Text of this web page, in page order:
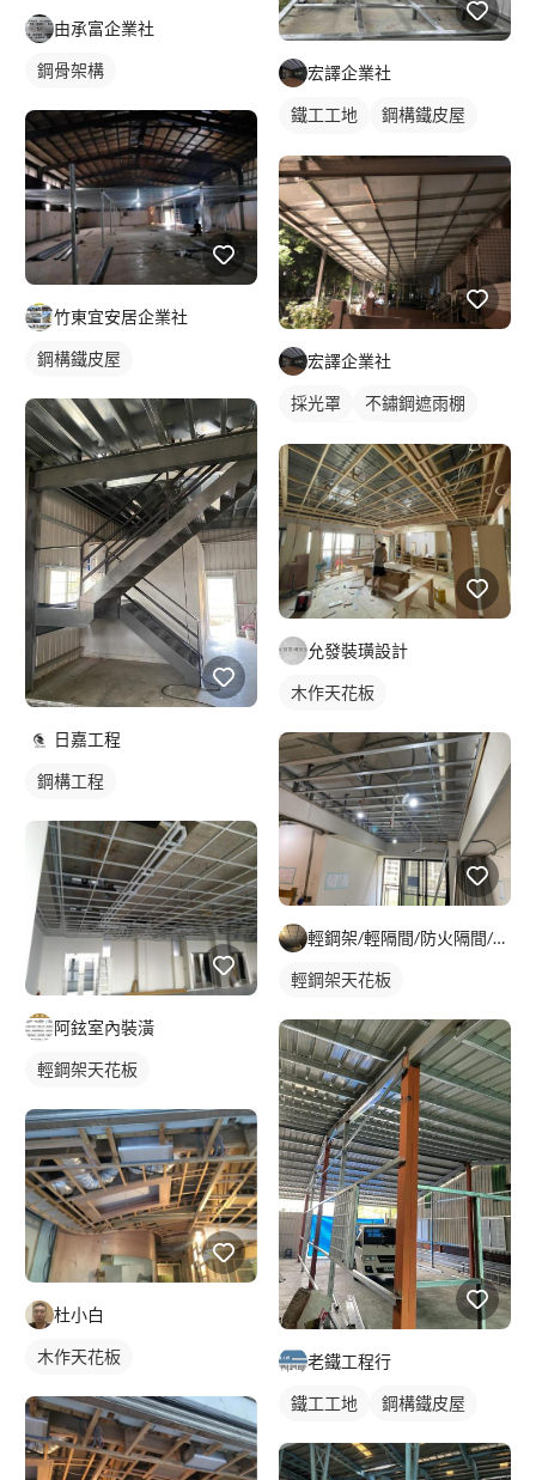
由承富企業社
鋼骨架構
竹東宜安居企業社
鋼構鐵皮屋
日嘉工程
鋼構工程
阿鉉室內裝潢
輕鋼架天花板
杜小白
木作天花板
宏譯企業社
鐵工工地
鋼構鐵皮屋
宏譯企業社
採光罩
不鏽鋼遮雨棚
允發裝璜設計
木作天花板
輕鋼架/輕隔間/防火隔間/造型天花/自工價廉
輕鋼架天花板
老鐵工程行
鐵工工地 鋼構鐵皮屋